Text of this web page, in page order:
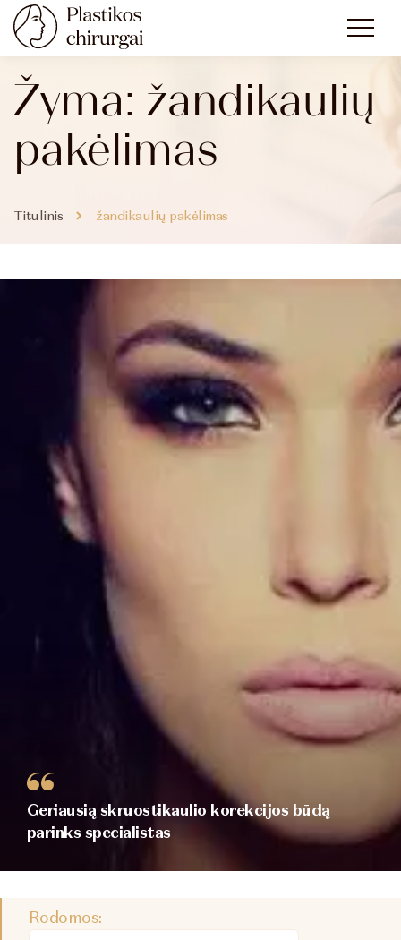
Žyma: žandikaulių
pakėlimas
Titulinis žandikaulių pakėlimas
Geriausią skruostikaulio korekcijos būdą
parinks specialistas
Rodomos: